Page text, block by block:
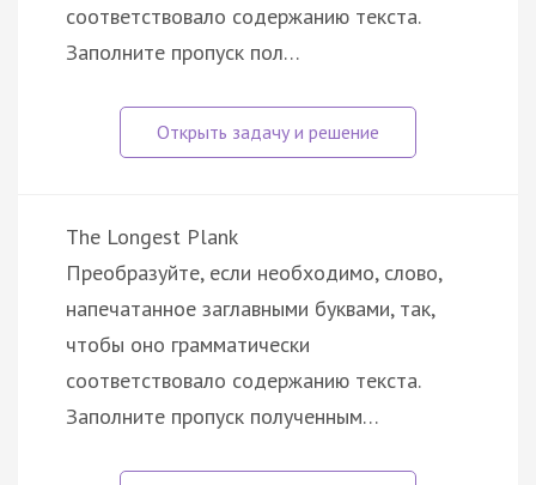
соответствовало содержанию текста.
Заполните пропуск пол…
The Longest Plank
Преобразуйте, если необходимо, слово,
напечатанное заглавными буквами, так,
чтобы оно грамматически
соответствовало содержанию текста.
Заполните пропуск полученным…